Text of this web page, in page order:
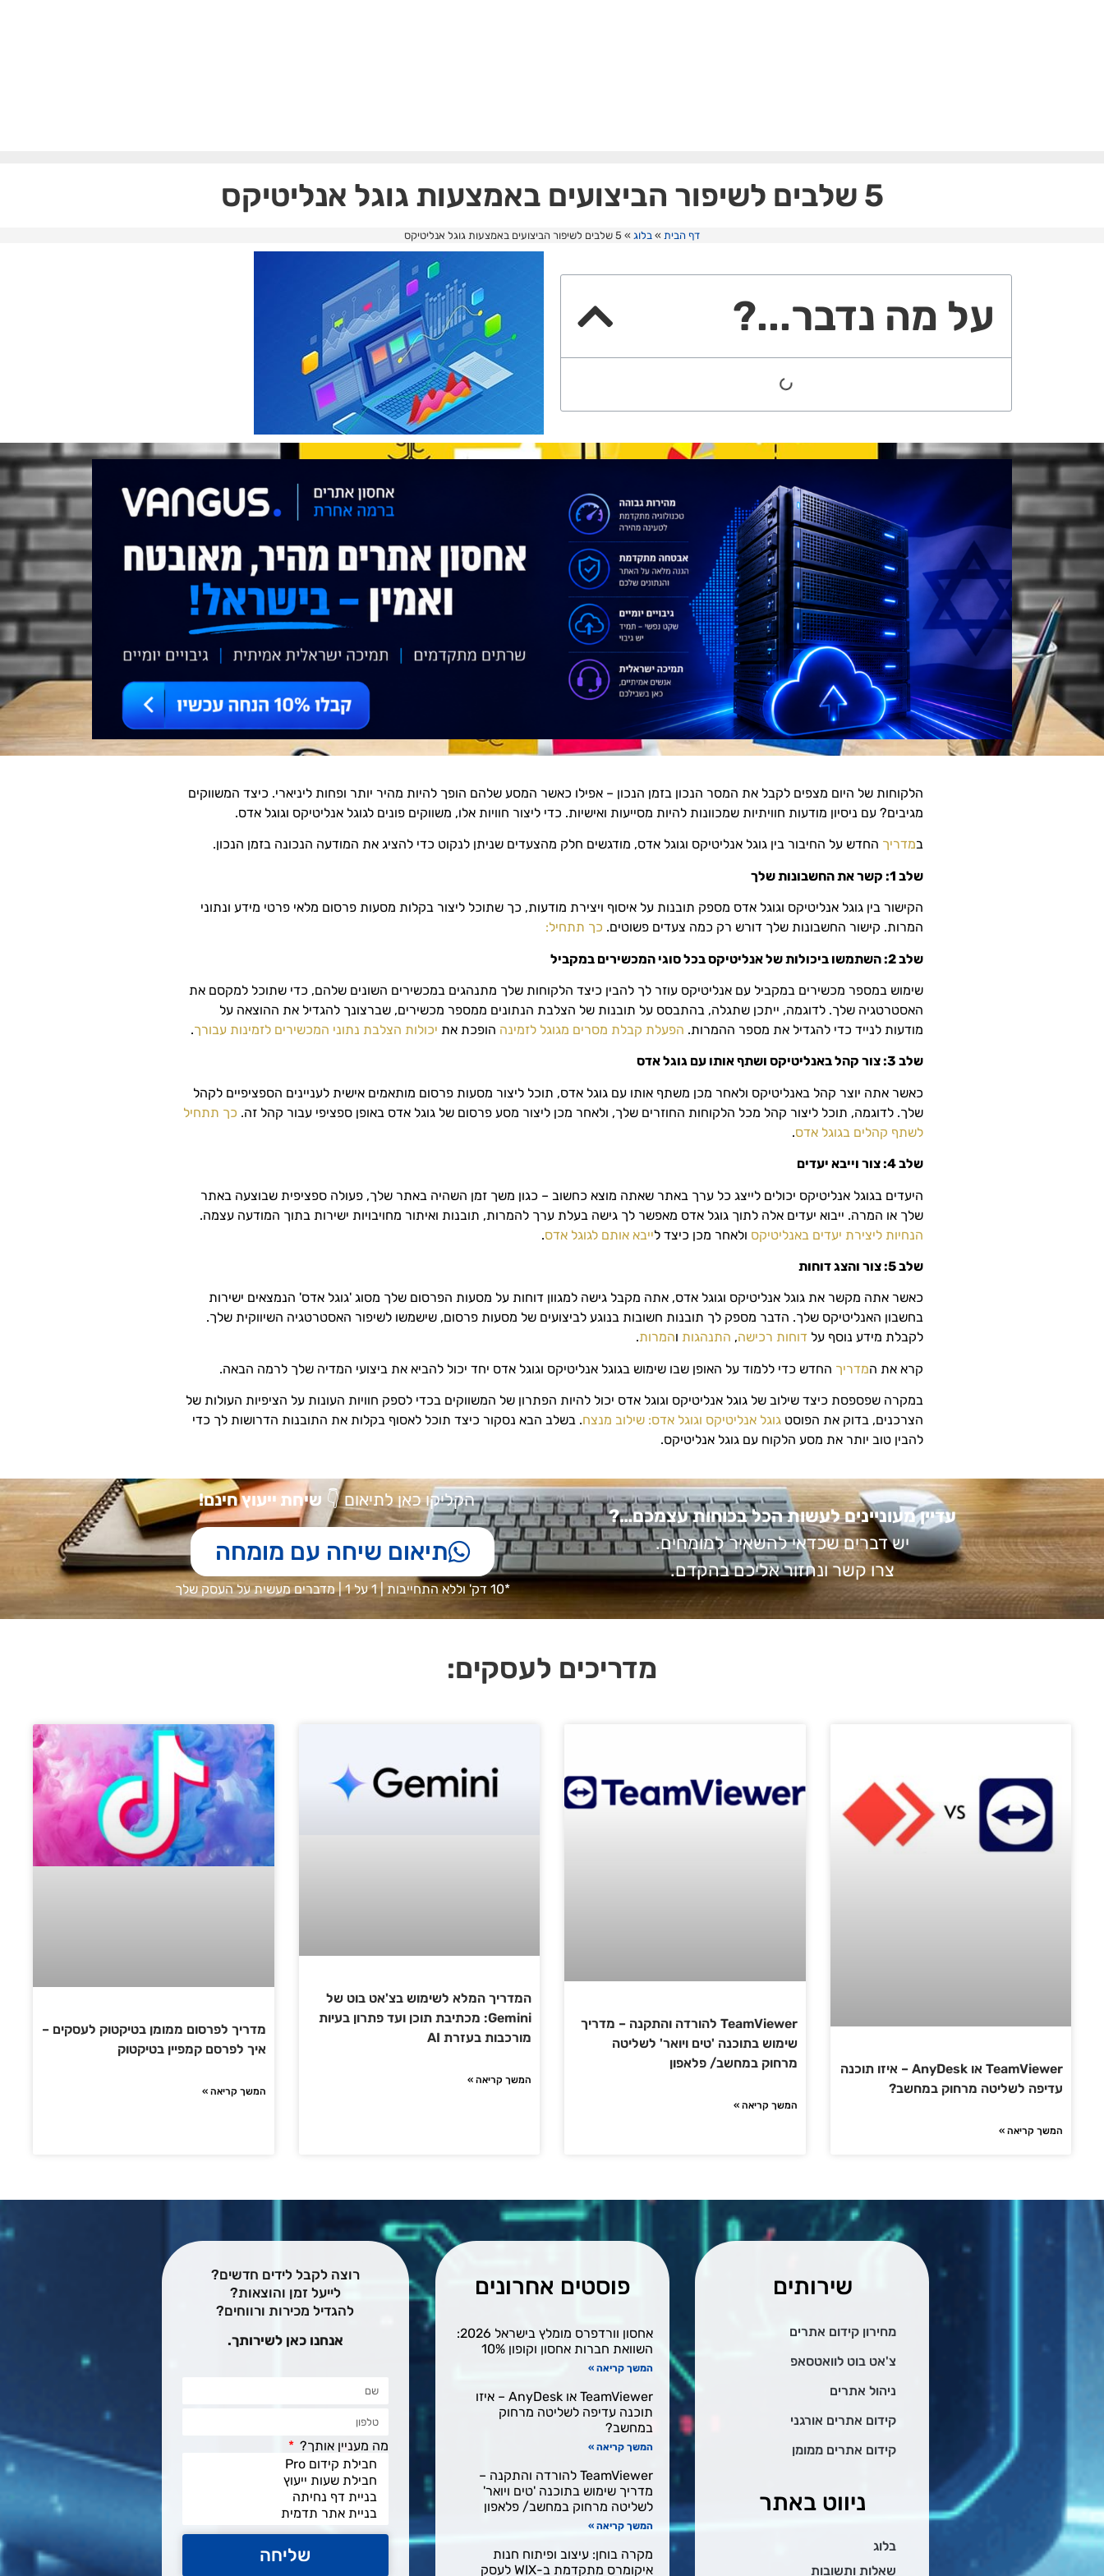
5 שלבים לשיפור הביצועים באמצעות גוגל אנליטיקס
דף הבית » בלוג » 5 שלבים לשיפור הביצועים באמצעות גוגל אנליטיקס
על מה נדבר...?
הלקוחות של היום מצפים לקבל את המסר הנכון בזמן הנכון – אפילו כאשר המסע שלהם הופך להיות מהיר יותר ופחות ליניארי. כיצד המשווקים
מגיבים? עם ניסיון מודעות חוויתיות שמכוונות להיות מסייעות ואישיות. כדי ליצור חוויות אלו, משווקים פונים לגוגל אנליטיקס וגוגל אדס.
במדריך החדש על החיבור בין גוגל אנליטיקס וגוגל אדס, מודגשים חלק מהצעדים שניתן לנקוט כדי להציג את המודעה הנכונה בזמן הנכון.
שלב 1: קשר את החשבונות שלך
הקישור בין גוגל אנליטיקס וגוגל אדס מספק תובנות על איסוף ויצירת מודעות, כך שתוכל ליצור בקלות מסעות פרסום מלאי פרטי מידע ונתוני
המרות. קישור החשבונות שלך דורש רק כמה צעדים פשוטים. כך תתחיל:
שלב 2: השתמשו ביכולות של אנליטיקס בכל סוגי המכשירים במקביל
שימוש במספר מכשירים במקביל עם אנליטיקס עוזר לך להבין כיצד הלקוחות שלך מתנהגים במכשירים השונים שלהם, כדי שתוכל למקסם את
האסטרטגיה שלך. לדוגמה, ייתכן שתגלה, בהתבסס על תובנות של הצלבת הנתונים ממספר מכשירים, שברצונך להגדיל את ההוצאה על
מודעות לנייד כדי להגדיל את מספר ההמרות. הפעלת קבלת מסרים מגוגל לזמינה הופכת את יכולות הצלבת נתוני המכשירים לזמינות עבורך.
שלב 3: צור קהל באנליטיקס ושתף אותו עם גוגל אדס
כאשר אתה יוצר קהל באנליטיקס ולאחר מכן משתף אותו עם גוגל אדס, תוכל ליצור מסעות פרסום מותאמים אישית לעניינים הספציפיים לקהל
שלך. לדוגמה, תוכל ליצור קהל מכל הלקוחות החוזרים שלך, ולאחר מכן ליצור מסע פרסום של גוגל אדס באופן ספציפי עבור קהל זה. כך תתחיל
לשתף קהלים בגוגל אדס.
שלב 4: צור וייבא יעדים
היעדים בגוגל אנליטיקס יכולים לייצג כל ערך באתר שאתה מוצא כחשוב – כגון משך זמן השהיה באתר שלך, פעולה ספציפית שבוצעה באתר
שלך או המרה. ייבוא יעדים אלה לתוך גוגל אדס מאפשר לך גישה בעלת ערך להמרות, תובנות ואיתור מחויבויות ישירות בתוך המודעה עצמה.
הנחיות ליצירת יעדים באנליטיקס ולאחר מכן כיצד לייבא אותם לגוגל אדס.
שלב 5: צור והצג דוחות
כאשר אתה מקשר את גוגל אנליטיקס וגוגל אדס, אתה מקבל גישה למגוון דוחות על מסעות הפרסום שלך מסוג 'גוגל אדס' הנמצאים ישירות
בחשבון האנליטיקס שלך. הדבר מספק לך תובנות חשובות בנוגע לביצועים של מסעות פרסום, שישמשו לשיפור האסטרטגיה השיווקית שלך.
לקבלת מידע נוסף על דוחות רכישה, התנהגות והמרות.
קרא את המדריך החדש כדי ללמוד על האופן שבו שימוש בגוגל אנליטיקס וגוגל אדס יחד יכול להביא את ביצועי המדיה שלך לרמה הבאה.
במקרה שפספסת כיצד שילוב של גוגל אנליטיקס וגוגל אדס יכול להיות הפתרון של המשווקים בכדי לספק חוויות העונות על הציפיות העולות של
הצרכנים, בדוק את הפוסט גוגל אנליטיקס וגוגל אדס: שילוב מנצח. בשלב הבא נסקור כיצד תוכל לאסוף בקלות את התובנות הדרושות לך כדי
להבין טוב יותר את מסע הלקוח עם גוגל אנליטיקס.
עדיין מעוניינים לעשות הכל בכוחות עצמכם…?
יש דברים שכדאי להשאיר למומחים.
צרו קשר ונחזור אליכם בהקדם.
הקליקו כאן לתיאום👇 שיחת ייעוץ חינם!
תיאום שיחה עם מומחה
*10 דק' וללא התחייבות | 1 על 1 | מדברים מעשית על העסק שלך
מדריכים לעסקים:
TeamViewer או AnyDesk – איזו תוכנה
עדיפה לשליטה מרחוק במחשב?
המשך קריאה »
TeamViewer להורדה והתקנה – מדריך
שימוש בתוכנה 'טים ויואר' לשליטה
מרחוק במחשב/ פלאפון
המשך קריאה »
המדריך המלא לשימוש בצ'אט בוט של
Gemini: מכתיבת תוכן ועד פתרון בעיות
מורכבות בעזרת AI
המשך קריאה »
מדריך לפרסום ממומן בטיקטוק לעסקים –
איך לפרסם קמפיין בטיקטוק
המשך קריאה »
שירותים
מחירון קידום אתרים
צ'אט בוט לוואטסאפ
ניהול אתרים
קידום אתרים אורגני
קידום אתרים ממומן
ניווט באתר
בלוג
שאלות ותשובות
פוסטים אחרונים
אחסון וורדפרס מומלץ בישראל 2026:
השוואת חברות אחסון וקופון 10%
המשך קריאה »
TeamViewer או AnyDesk – איזו
תוכנה עדיפה לשליטה מרחוק
במחשב?
המשך קריאה »
TeamViewer להורדה והתקנה –
מדריך שימוש בתוכנה 'טים ויואר'
לשליטה מרחוק במחשב/ פלאפון
המשך קריאה »
מקרה בוחן: עיצוב ופיתוח חנות
איקומרס מתקדמת ב-WIX לעסק
רוצה לקבל לידים חדשים?
לייעל זמן והוצאות?
להגדיל מכירות ורווחים?
אנחנו כאן לשירותך.
מה מעניין אותך?
שליחה